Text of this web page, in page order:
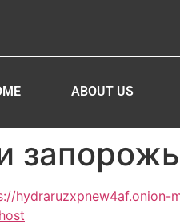
ABOUT US
hydraruzxpnew4af.onion-